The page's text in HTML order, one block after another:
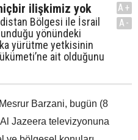
ilişkimiz yok
Bölgesi ile İsrail
yönündeki
yürütme yetkisinin
ait olduğunu
A+
A-
Barzani, bugün (8
Jazeera televizyonuna